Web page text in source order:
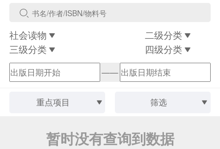
社会读物
二级分类
三级分类
四级分类
——
重点项目 筛选
暂时没有查询到数据